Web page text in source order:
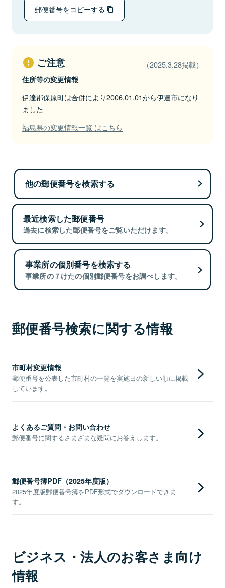
郵便番号をコピーする
ご注意 （2025.3.28掲載）
住所等の変更情報
伊達郡保原町は合併により2006.01.01から伊達市になり
ました
福島県の変更情報一覧 はこちら
他の郵便番号を検索する
最近検索した郵便番号
過去に検索した郵便番号をご覧いただけます。
事業所の個別番号を検索する
事業所の７けたの個別郵便番号をお調べします。
郵便番号検索に関する情報
市町村変更情報
郵便番号を公表した市町村の一覧を実施日の新しい順に掲載
しています。
よくあるご質問・お問い合わせ
郵便番号に関するさまざまな疑問にお答えします。
郵便番号簿PDF（2025年度版）
2025年度版郵便番号簿をPDF形式でダウンロードできま
す。
ビジネス・法人のお客さま向け
情報